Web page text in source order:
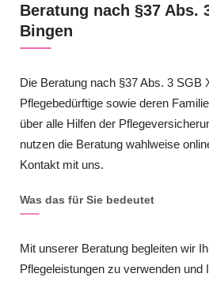
Beratung nach §37 Abs.
Bingen
Die Beratung nach §37 Abs. 3 SGB
Pflegebedürftige sowie deren
über alle Hilfen der
nutzen die Beratung wahlweise
Kontakt mit uns.
Was das für Sie bedeutet
Mit unserer Beratung begleiten wir
Pflegeleistungen zu verwenden und